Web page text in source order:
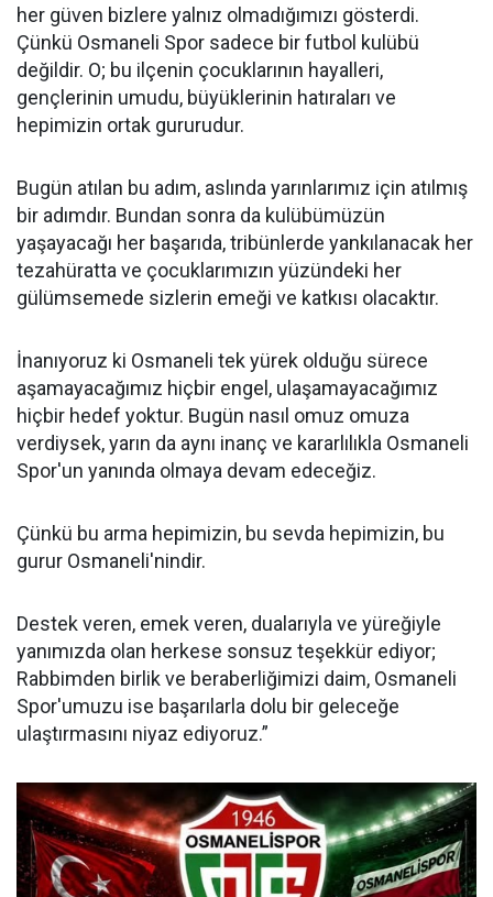
her güven bizlere yalnız olmadığımızı gösterdi.
Çünkü Osmaneli Spor sadece bir futbol kulübü
değildir. O; bu ilçenin çocuklarının hayalleri,
gençlerinin umudu, büyüklerinin hatıraları ve
hepimizin ortak gururudur.
Bugün atılan bu adım, aslında yarınlarımız için atılmış
bir adımdır. Bundan sonra da kulübümüzün
yaşayacağı her başarıda, tribünlerde yankılanacak her
tezahüratta ve çocuklarımızın yüzündeki her
gülümsemede sizlerin emeği ve katkısı olacaktır.
İnanıyoruz ki Osmaneli tek yürek olduğu sürece
aşamayacağımız hiçbir engel, ulaşamayacağımız
hiçbir hedef yoktur. Bugün nasıl omuz omuza
verdiysek, yarın da aynı inanç ve kararlılıkla Osmaneli
Spor'un yanında olmaya devam edeceğiz.
Çünkü bu arma hepimizin, bu sevda hepimizin, bu
gurur Osmaneli'nindir.
Destek veren, emek veren, dualarıyla ve yüreğiyle
yanımızda olan herkese sonsuz teşekkür ediyor;
Rabbimden birlik ve beraberliğimizi daim, Osmaneli
Spor'umuzu ise başarılarla dolu bir geleceğe
ulaştırmasını niyaz ediyoruz.”